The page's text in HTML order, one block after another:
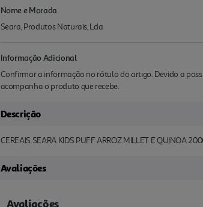
Nome e Morada
Seara, Produtos Naturais, Lda
Informação Adicional
Confirmar a informação no rótulo do artigo. Devido a
acompanha o produto que recebe.
Descrição
CEREAIS SEARA KIDS PUFF ARROZ MILLET E QUINOA
Avaliações